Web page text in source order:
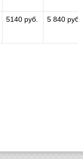
5140 руб. 5 840 руб.